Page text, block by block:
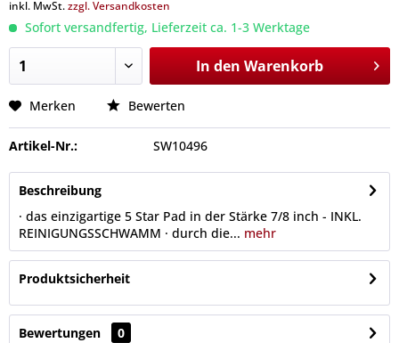
inkl. MwSt.zzgl. Versandkosten
Sofort versandfertig, Lieferzeit ca. 1-3 Werktage
In den Warenkorb
Merken Bewerten
Artikel-Nr.: SW10496
Beschreibung
· das einzigartige 5 Star Pad in der Stärke 7/8 inch - INKL.
REINIGUNGSSCHWAMM · durch die... mehr
Produktsicherheit
Bewertungen
0